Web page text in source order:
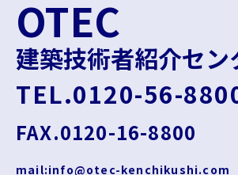
OTEC
建築技術者紹介セン
TEL.0120-56-
FAX.0120-16-8800
mail:info@otec-kenchikushi.com